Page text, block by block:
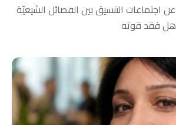
اجتماعات التنسيق بين الفصائل الشيعيّة
فقد قوته